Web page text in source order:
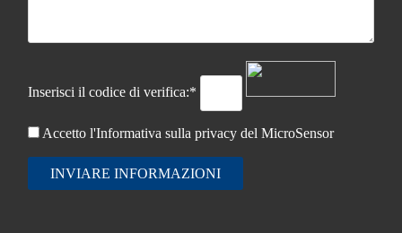
Inserisci il codice di verifica:*
Accetto l'Informativa sullaprivacy del MicroSensor
INVIARE INFORMAZIONI